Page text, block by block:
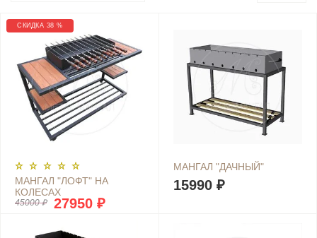
СКИДКА 38 %
МАНГАЛ "ЛОФТ" НА
КОЛЕСАХ
45000 ₽ 27950 ₽
МАНГАЛ "ДАЧНЫЙ"
15990 ₽